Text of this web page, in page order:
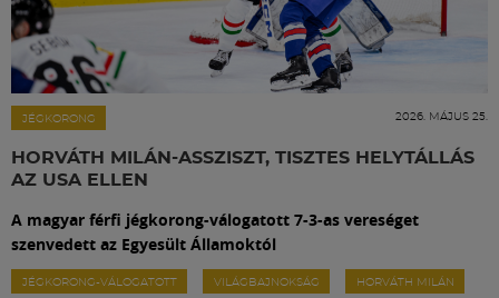
JÉGKORONG 2026. MÁJUS 25.
HORVÁTH MILÁN-ASSZISZT, TISZTES HELYTÁLLÁS
AZ USA ELLEN
A magyar férfi jégkorong-válogatott 7-3-as vereséget
szenvedett az Egyesült Államoktól
JÉGKORONG-VÁLOGATOTT VILÁGBAJNOKSÁG HORVÁTH MILÁN
Hírek
Labdarúgás
Meccscenter